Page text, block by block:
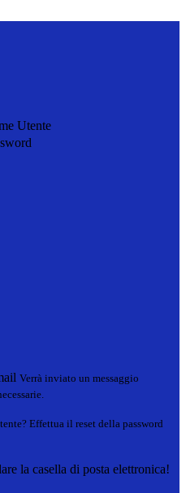
Utente
Verrà inviato un messaggio
Effettua il reset della password
la casella di posta elettronica!